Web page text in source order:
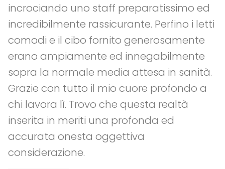
incrociando uno staff preparatissimo ed
incredibilmente rassicurante. Perfino i letti
comodi e il cibo fornito generosamente
erano ampiamente ed innegabilmente
sopra la normale media attesa in sanità.
Grazie con tutto il mio cuore profondo a
chi lavora lì. Trovo che questa realtà
inserita in meriti una profonda ed
accurata onesta oggettiva
considerazione.